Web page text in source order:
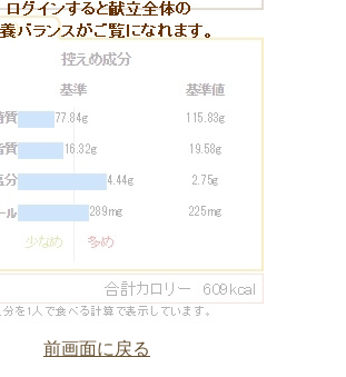
前画面に戻る